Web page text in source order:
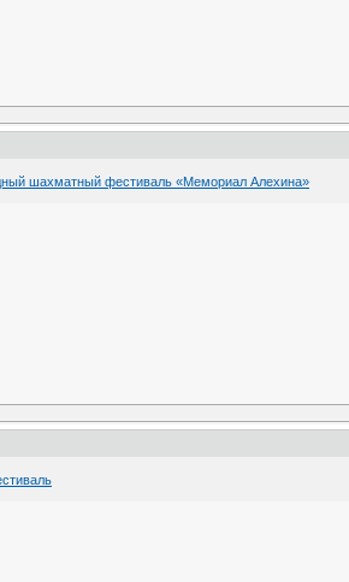
шахматный фестиваль «Мемориал Алехина»